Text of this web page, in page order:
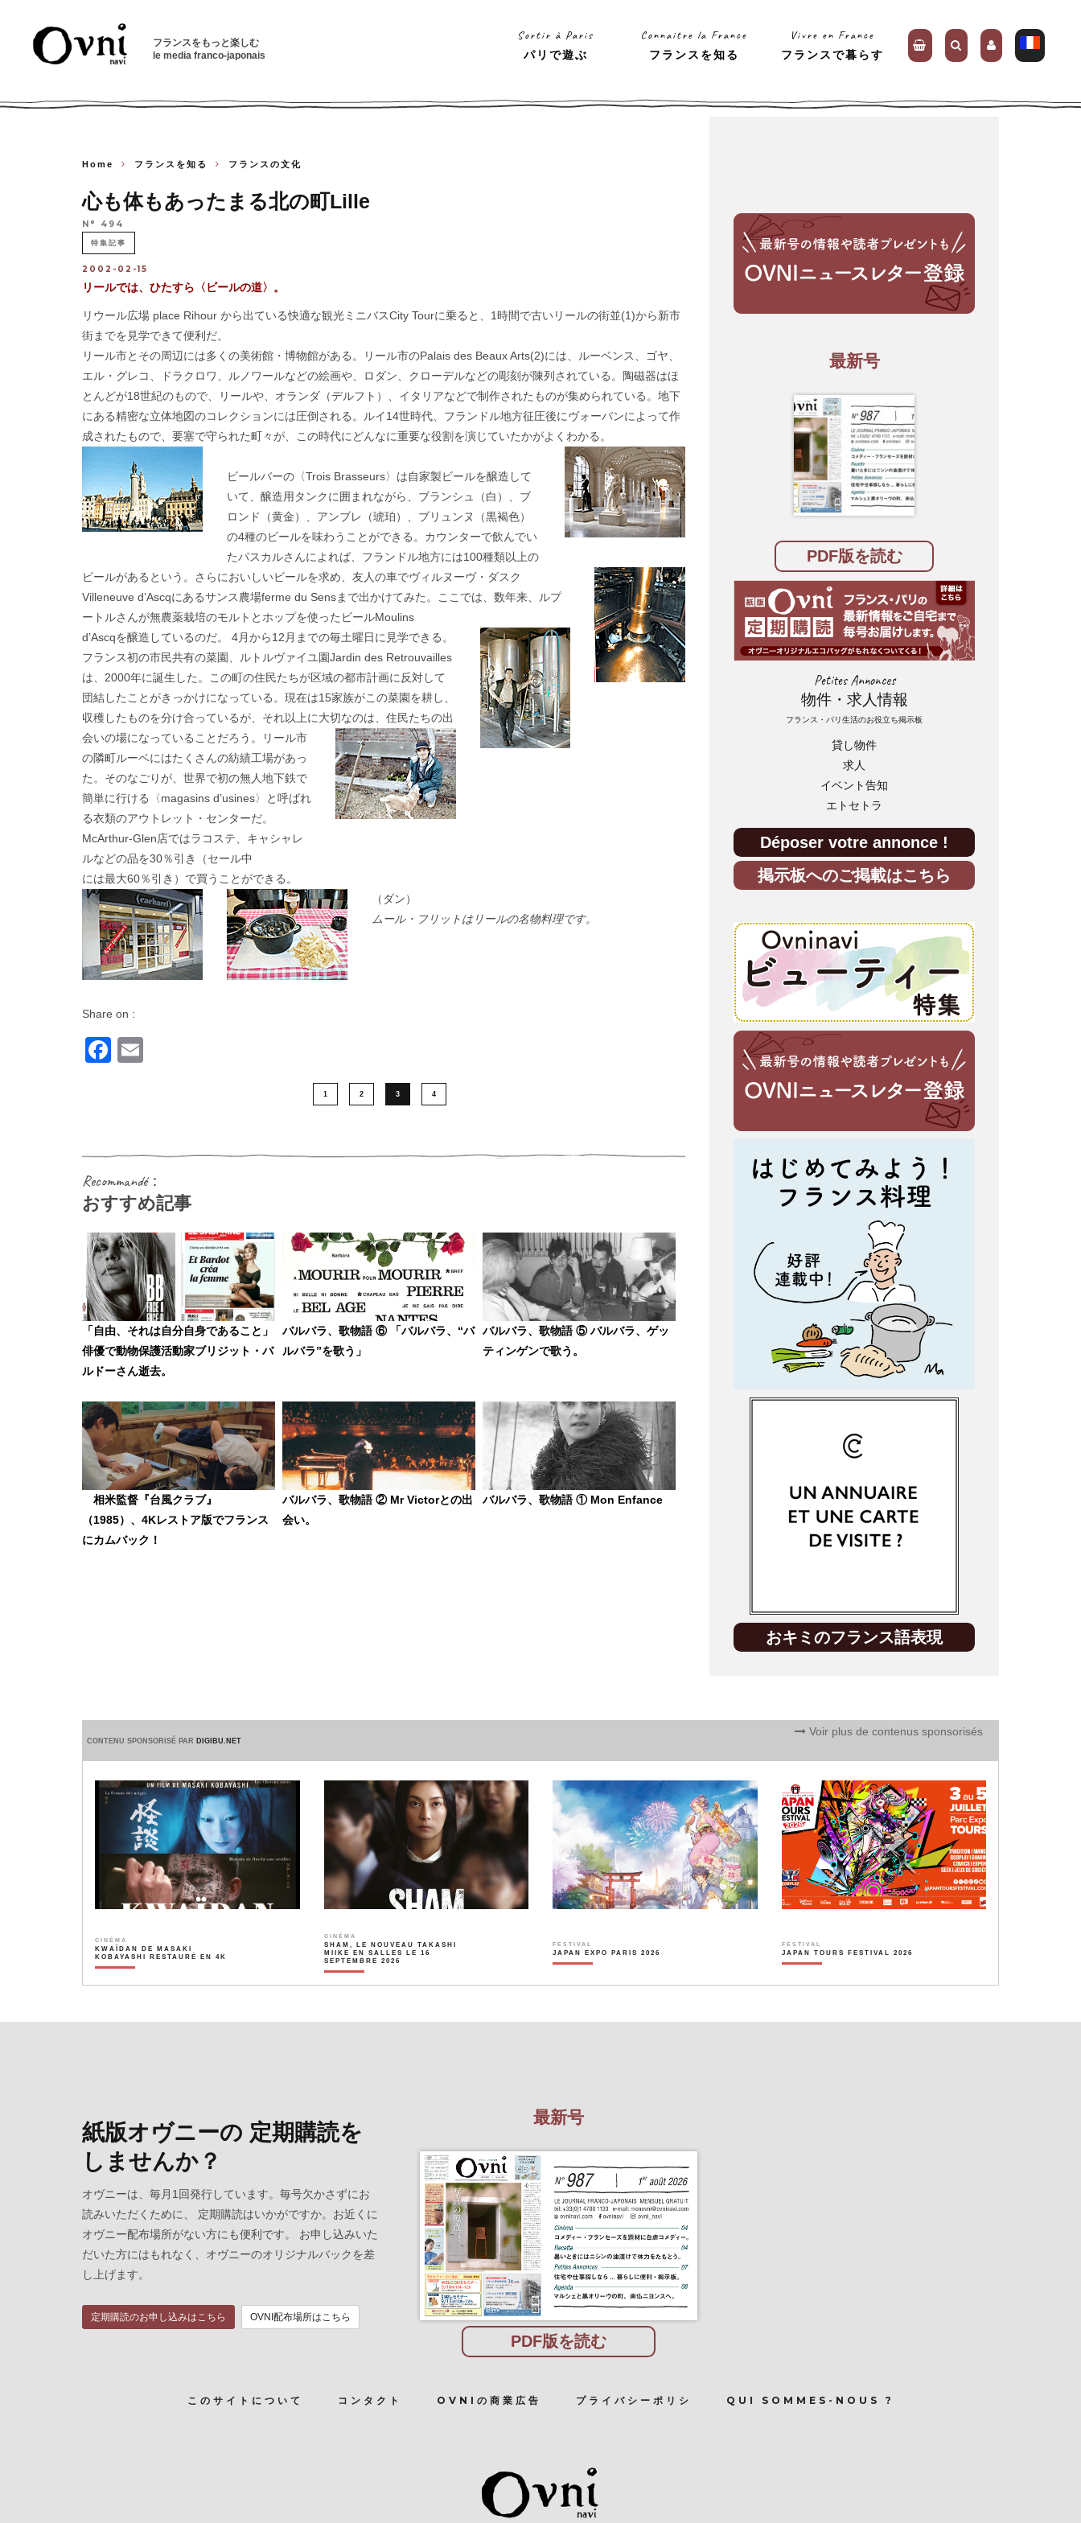
フランスをもっと楽しむ
le media franco-japonais
Sortir à Paris
パリで遊ぶ
Connaitre la France
フランスを知る
Vivre en France
フランスで暮らす
Home フランスを知る フランスの文化
心も体もあったまる北の町Lille
N° 494
特集記事
2002-02-15
リールでは、ひたすら〈ビールの道〉。
リウール広場 place Rihour から出ている快適な観光ミニバスCity Tourに乗ると、1時間で古いリールの街並(1)から新市
街までを見学できて便利だ。
リール市とその周辺には多くの美術館・博物館がある。リール市のPalais des Beaux Arts(2)には、ルーベンス、ゴヤ、
エル・グレコ、ドラクロワ、ルノワールなどの絵画や、ロダン、クローデルなどの彫刻が陳列されている。陶磁器はほ
とんどが18世紀のもので、リールや、オランダ（デルフト）、イタリアなどで制作されたものが集められている。地下
にある精密な立体地図のコレクションには圧倒される。ルイ14世時代、フランドル地方征圧後にヴォーバンによって作
成されたもので、要塞で守られた町々が、この時代にどんなに重要な役割を演じていたかがよくわかる。
ビールバーの〈Trois Brasseurs〉は自家製ビールを醸造して
いて、醸造用タンクに囲まれながら、ブランシュ（白）、ブ
ロンド（黄金）、アンブレ（琥珀）、ブリュンヌ（黒褐色）
の4種のビールを味わうことができる。カウンターで飲んでい
たパスカルさんによれば、フランドル地方には100種類以上の
ビールがあるという。
さらにおいしいビールを求め、友人の車でヴィルヌーヴ・ダスク
Villeneuve d’Ascqにあるサンス農場ferme du Sensまで出かけてみた。ここでは、数年来、ルプ
ートルさんが無農薬栽培のモルトとホップを使ったビールMoulins
d’Ascqを醸造しているのだ。 4月から12月までの毎土曜日に見学できる。
フランス初の市民共有の菜園、ルトルヴァイユ園Jardin des Retrouvailles
は、2000年に誕生した。この町の住民たちが区域の都市計画に反対して
団結したことがきっかけになっている。現在は15家族がこの菜園を耕し、
収穫したものを分け合っているが、それ以上に大切なのは、住民たちの出
会いの場になっていることだろう。
リール市
の隣町ルーベにはたくさんの紡績工場があっ
た。そのなごりが、世界で初の無人地下鉄で
簡単に行ける〈magasins d’usines〉と呼ばれ
る衣類のアウトレット・センターだ。
McArthur-Glen店ではラコステ、キャシャレ
ルなどの品を30％引き（セール中
には最大60％引き）で買うことができる。
（ダン）
ムール・フリットはリールの名物料理です。
Share on :
Facebook
1 2 3 4
Recommandé：
おすすめ記事
「自由、それは自分自身であること」
俳優で動物保護活動家ブリジット・バ
ルドーさん逝去。
バルバラ、歌物語 ⑥ 「バルバラ、“バ
ルバラ”を歌う」
バルバラ、歌物語 ⑤ バルバラ、ゲッ
ティンゲンで歌う。
相米監督『台風クラブ』
（1985）、4Kレストア版でフランス
にカムバック！
バルバラ、歌物語 ② Mr Victorとの出
会い。
バルバラ、歌物語 ① Mon Enfance
最新号
PDF版を読む
Petites Annonces
物件・求人情報
フランス・パリ生活のお役立ち掲示板
貸し物件
求人
イベント告知
エトセトラ
Déposer votre annonce !
掲示板へのご掲載はこちら
おキミのフランス語表現
CONTENU SPONSORISÉ PAR DIGIBU.NET
Voir plus de contenus sponsorisés
CINÉMA
KWAÏDAN DE MASAKI
KOBAYASHI RESTAURÉ EN 4K
CINÉMA
SHAM, LE NOUVEAU TAKASHI
MIIKE EN SALLES LE 16
SEPTEMBRE 2026
FESTIVAL
JAPAN EXPO PARIS 2026
FESTIVAL
JAPAN TOURS FESTIVAL 2026
紙版オヴニーの 定期購読を
しませんか？
オヴニーは、毎月1回発行しています。毎号欠かさずにお
読みいただくために、 定期購読はいかがですか。お近くに
オヴニー配布場所がない方にも便利です。 お申し込みいた
だいた方にはもれなく、オヴニーのオリジナルバックを差
し上げます。
定期購読のお申し込みはこちら OVNI配布場所はこちら
最新号
PDF版を読む
このサイトについて コンタクト OVNIの商業広告 プライバシーポリシ QUI SOMMES-NOUS ?